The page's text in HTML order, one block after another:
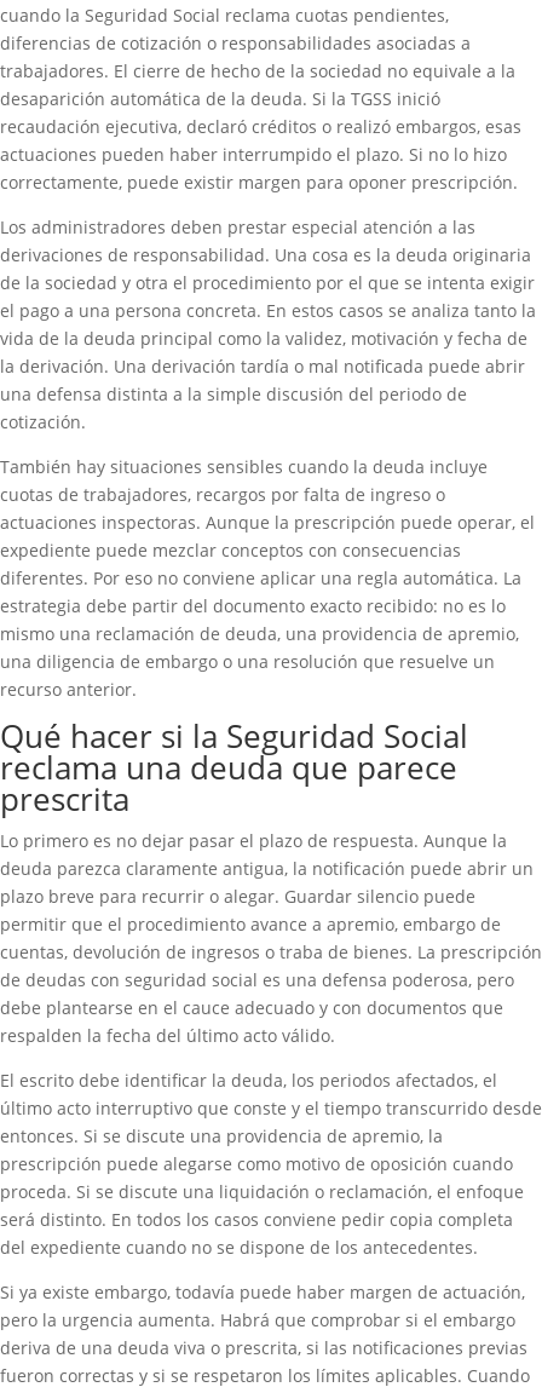
cuando la Seguridad Social reclama cuotas pendientes,
diferencias de cotización o responsabilidades asociadas a
trabajadores. El cierre de hecho de la sociedad no equivale a la
desaparición automática de la deuda. Si la TGSS inició
recaudación ejecutiva, declaró créditos o realizó embargos, esas
actuaciones pueden haber interrumpido el plazo. Si no lo hizo
correctamente, puede existir margen para oponer prescripción.
Los administradores deben prestar especial atención a las
derivaciones de responsabilidad. Una cosa es la deuda originaria
de la sociedad y otra el procedimiento por el que se intenta exigir
el pago a una persona concreta. En estos casos se analiza tanto la
vida de la deuda principal como la validez, motivación y fecha de
la derivación. Una derivación tardía o mal notificada puede abrir
una defensa distinta a la simple discusión del periodo de
cotización.
También hay situaciones sensibles cuando la deuda incluye
cuotas de trabajadores, recargos por falta de ingreso o
actuaciones inspectoras. Aunque la prescripción puede operar, el
expediente puede mezclar conceptos con consecuencias
diferentes. Por eso no conviene aplicar una regla automática. La
estrategia debe partir del documento exacto recibido: no es lo
mismo una reclamación de deuda, una providencia de apremio,
una diligencia de embargo o una resolución que resuelve un
recurso anterior.
Qué hacer si la Seguridad Social
reclama una deuda que parece
prescrita
Lo primero es no dejar pasar el plazo de respuesta. Aunque la
deuda parezca claramente antigua, la notificación puede abrir un
plazo breve para recurrir o alegar. Guardar silencio puede
permitir que el procedimiento avance a apremio, embargo de
cuentas, devolución de ingresos o traba de bienes. La prescripción
de deudas con seguridad social es una defensa poderosa, pero
debe plantearse en el cauce adecuado y con documentos que
respalden la fecha del último acto válido.
El escrito debe identificar la deuda, los periodos afectados, el
último acto interruptivo que conste y el tiempo transcurrido desde
entonces. Si se discute una providencia de apremio, la
prescripción puede alegarse como motivo de oposición cuando
proceda. Si se discute una liquidación o reclamación, el enfoque
será distinto. En todos los casos conviene pedir copia completa
del expediente cuando no se dispone de los antecedentes.
Si ya existe embargo, todavía puede haber margen de actuación,
pero la urgencia aumenta. Habrá que comprobar si el embargo
deriva de una deuda viva o prescrita, si las notificaciones previas
fueron correctas y si se respetaron los límites aplicables. Cuando